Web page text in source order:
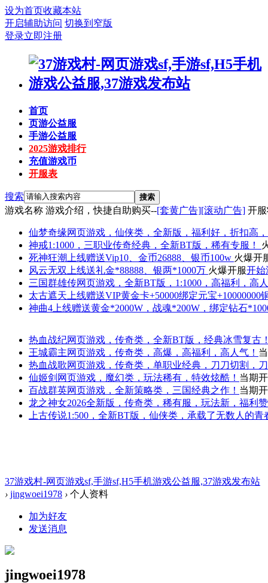
设为首页收藏本站
开启辅助访问 切换到窄版
登录立即注册
首页
页游公益服
手游公益服
2025游戏排行
充值游戏币
开服表
搜索 搜索
游戏名称 游戏介绍，快捷自助购买--[套黄广告][滚动广告] 开
仙梦奇缘网页游戏，仙侠类，全新版，福利好，折扣高
神戒1:1000，三职业传奇经典，全新BT版，稀有专服！
死神狂潮 上线赠送Vip10、金币26888、银币100w 火爆开
风云无双 上线送礼金*88888、银两*1000万 火爆开服开始
三国群雄传网页游戏，全新BT版，1:1000，高福利，高
太古遮天 上线赠送VIP黄金卡+50000绑定元宝+10000000
神曲4 上线赠送黄金*2000W，战魂*200W，绑定钻石
热血战纪网页游戏，传奇类，全新BT版，经典冰雪复古
王城霸主网页游戏，传奇类，高爆，高福利，高人气！
热血战歌网页游戏，传奇类，单职业经典，刀刀切割，
仙姬剑 网页游戏，魔幻类，玩法稀有，特效炫酷！ 当期
百战群英网页游戏，全新策略类，三国经典之作！ 当期
龙之神女2026全新版，传奇类，稀有服，玩法新，福利
上古传说1:500，全新BT版，仙侠类，承载了无数人的青
37游戏村-网页游戏sf,手游sf,H5手机游戏公益服,37游戏发布站
› jingwoei1978 › 个人资料
加为好友
发送消息
jingwoei1978